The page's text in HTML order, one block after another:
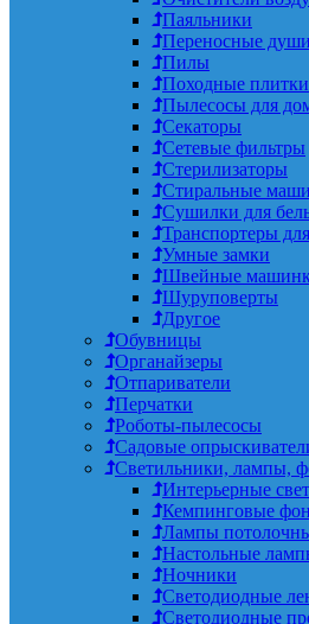
Паяльники
Переносные души
Пилы
Походные плитки
Пылесосы для
Секаторы
Сетевые фильтры
Стерилизаторы
Стиральные
Сушилки для
Транспортеры
Умные замки
Швейные
Шуруповерты
Другое
Обувницы
Органайзеры
Отпариватели
Перчатки
Роботы-пылесосы
Садовые
Светильники, лампы,
Интерьерные
Кемпинговые
Лампы
Настольные
Ночники
Светодиодные
Светодиодные